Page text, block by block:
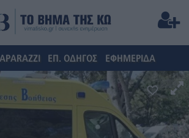
ΕΠ. ΟΔΗΓΟΣ ΕΦΗΜΕΡΙΔΑ